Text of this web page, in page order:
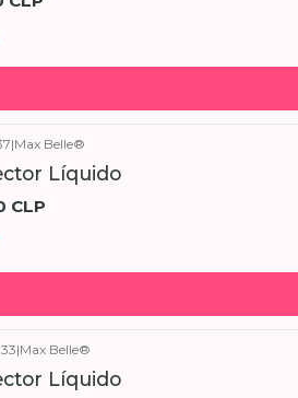
|Max Belle®
Líquido
CLP
|Max Belle®
Líquido